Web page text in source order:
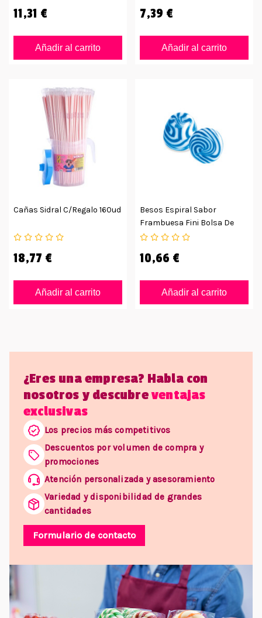
11,31 €
Añadir al carrito
7,39 €
Añadir al carrito
Cañas Sidral C/regalo 160ud
18,77 €
Añadir al carrito
Besos Espiral Sabor
Frambuesa Fini Bolsa De
250ud
10,66 €
Añadir al carrito
¿Eres una empresa? Habla con
nosotros y descubreventajas
exclusivas
Los precios más competitivos
Descuentos por volumen de compra y
promociones
Atención personalizada y asesoramiento
Variedad y disponibilidad de grandes
cantidades
Formulario de contacto